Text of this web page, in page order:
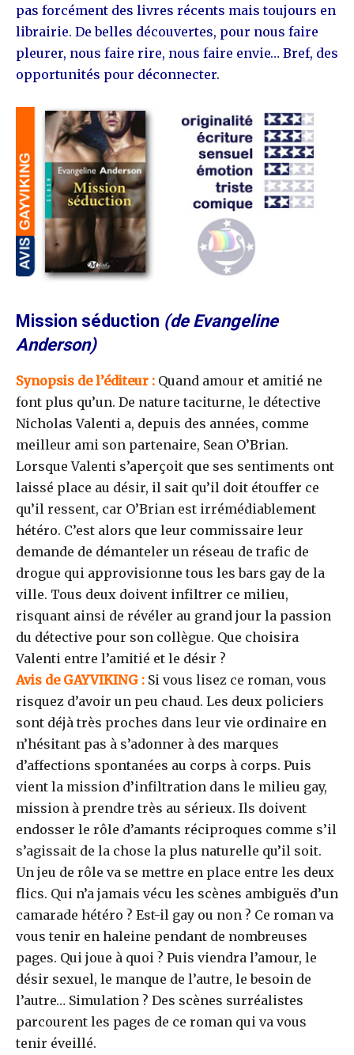
pas forcément des livres récents mais toujours en
librairie. De belles découvertes, pour nous faire
pleurer, nous faire rire, nous faire envie… Bref, des
opportunités pour déconnecter.
Mission séduction (de Evangeline
Anderson)
Synopsis de l’éditeur : Quand amour et amitié ne
font plus qu’un. De nature taciturne, le détective
Nicholas Valenti a, depuis des années, comme
meilleur ami son partenaire, Sean O’Brian.
Lorsque Valenti s’aperçoit que ses sentiments ont
laissé place au désir, il sait qu’il doit étouffer ce
qu’il ressent, car O’Brian est irrémédiablement
hétéro. C’est alors que leur commissaire leur
demande de démanteler un réseau de trafic de
drogue qui approvisionne tous les bars gay de la
ville. Tous deux doivent infiltrer ce milieu,
risquant ainsi de révéler au grand jour la passion
du détective pour son collègue. Que choisira
Valenti entre l’amitié et le désir ?
Avis de GAYVIKING : Si vous lisez ce roman, vous
risquez d’avoir un peu chaud. Les deux policiers
sont déjà très proches dans leur vie ordinaire en
n’hésitant pas à s’adonner à des marques
d’affections spontanées au corps à corps. Puis
vient la mission d’infiltration dans le milieu gay,
mission à prendre très au sérieux. Ils doivent
endosser le rôle d’amants réciproques comme s’il
s’agissait de la chose la plus naturelle qu’il soit.
Un jeu de rôle va se mettre en place entre les deux
flics. Qui n’a jamais vécu les scènes ambiguës d’un
camarade hétéro ? Est-il gay ou non ? Ce roman va
vous tenir en haleine pendant de nombreuses
pages. Qui joue à quoi ? Puis viendra l’amour, le
désir sexuel, le manque de l’autre, le besoin de
l’autre… Simulation ? Des scènes surréalistes
parcourent les pages de ce roman qui va vous
tenir éveillé.